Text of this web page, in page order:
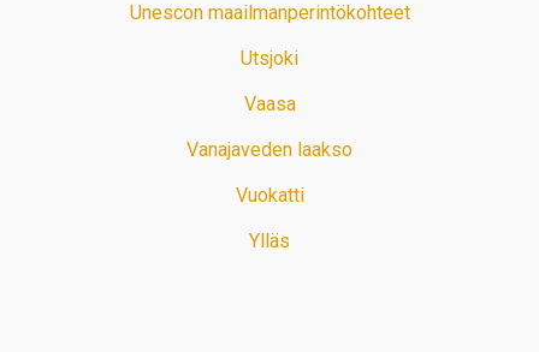
Unescon maailmanperintökohteet
Utsjoki
Vaasa
Vanajaveden laakso
Vuokatti
Ylläs